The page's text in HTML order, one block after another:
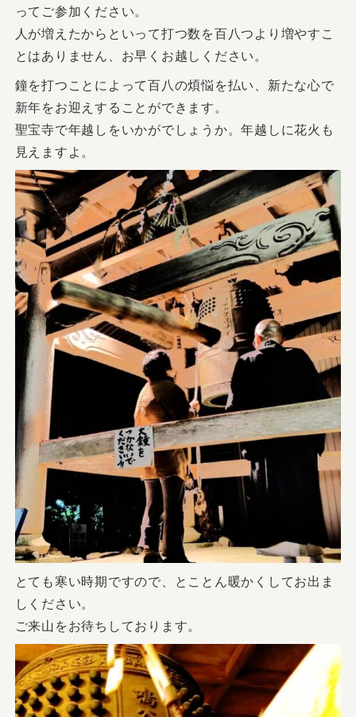
ってご参加ください。
人が増えたからといって打つ数を百八つより増やすこ
とはありません、お早くお越しください。
鐘を打つことによって百八の煩悩を払い、新たな心で
新年をお迎えすることができます。
聖宝寺で年越しをいかがでしょうか。年越しに花火も
見えますよ。
とても寒い時期ですので、とことん暖かくしてお出ま
しください。
ご来山をお待ちしております。